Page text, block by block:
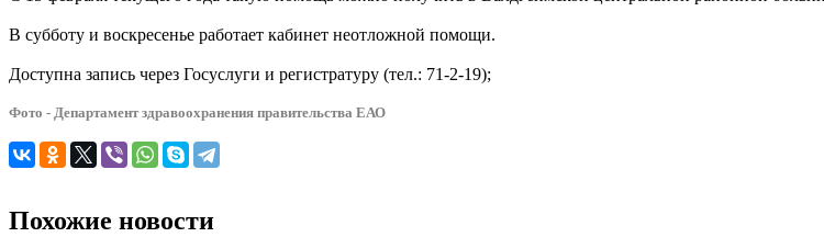
В субботу и воскресенье работает кабинет неотложной помощи.
Доступна запись через Госуслуги и регистратуру (тел.: 71-2-19);
Фото - Департамент здравоохранения правительства ЕАО
Похожие новости